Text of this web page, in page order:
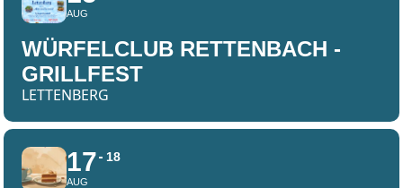
AUG
WÜRFELCLUB RETTENBACH -
GRILLFEST
LETTENBERG
17
AUG
18